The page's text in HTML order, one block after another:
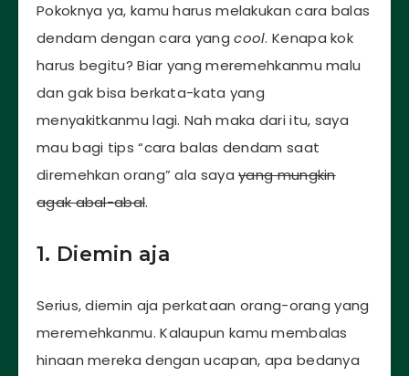
Pokoknya ya, kamu harus melakukan cara balas
dendam dengan cara yangcool. Kenapa kok
harus begitu? Biar yang meremehkanmu malu
dan gak bisa berkata-kata yang
menyakitkanmu lagi. Nah maka dari itu, saya
mau bagi tips “cara balas dendam saat
diremehkan orang” ala sayayang mungkin
agak abal-abal.
1. Diemin aja
Serius, diemin aja perkataan orang-orang yang
meremehkanmu. Kalaupun kamu membalas
hinaan mereka dengan ucapan, apa bedanya